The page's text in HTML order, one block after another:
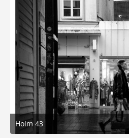
Holm 43
4. März 2026 um 20:23